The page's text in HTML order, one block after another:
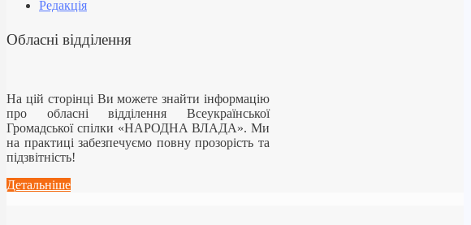
Редакція
Обласні відділення
На цій сторінці Ви можете знайти інформацію
про обласні відділення Всеукраїнської
Громадської спілки «НАРОДНА ВЛАДА». Ми
на практиці забезпечуємо повну прозорість та
підзвітність!
Детальніше